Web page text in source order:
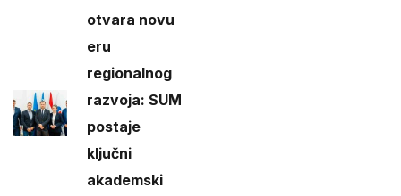
otvara novu
eru
regionalnog
razvoja: SUM
postaje
ključni
akademski